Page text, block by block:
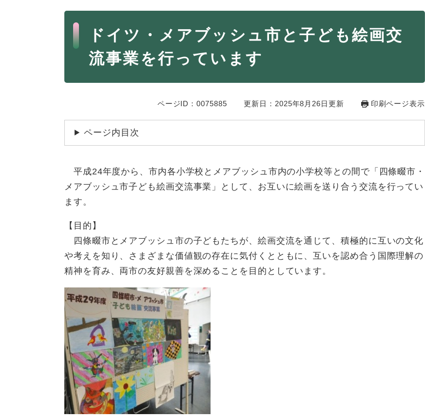
・
手
続
き
を
く
登録・届け出・証明 保険・年金 マイナンバー
税金 ごみ・リサイクル 住まい
ペット・動物
地域活動・コミュニティ 人権・男女共同参画 消費生活
イベント・施設予約
防災・安全
防
・
安
ュ
ー
を
ひ
ら
く
子育て・教育
子
育
ニ
ュ
ー
を
ひ
ら
く
・
医
・
福
祉
の
メ
ニ
ュ
ー
を
ひ
ら
く
スポーツ・文化
ス
ポ
ー
ツ
・
文
化
の
メ
ニ
ュ
ー
を
ひ
ら
ち
づ
く
り
・
環
境
の
メ
ニ
ュ
しごと・産業
し
ご
と
・
産
業
の
メ
ニ
市政情報
市
政
情
報
の
メ
文
ドイツ・メアブッシュ市と子ども絵画交
流事業を行っています
ページID：0075885 更新日：2025年8月26日更新 印刷ページ表示
ページ内目次
平成24年度から、市内各小学校とメアブッシュ市内の小学校等との間で「四條畷市・
メアブッシュ市子ども絵画交流事業」として、お互いに絵画を送り合う交流を行ってい
ます。
【目的】
四條畷市とメアブッシュ市の子どもたちが、絵画交流を通じて、積極的に互いの文化
や考えを知り、さまざまな価値観の存在に気付くとともに、互いを認め合う国際理解の
精神を育み、両市の友好親善を深めることを目的としています。